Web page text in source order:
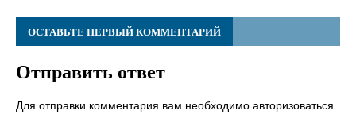
ОСТАВЬТЕ ПЕРВЫЙ КОММЕНТАРИЙ
Отправить ответ
Для отправки комментария вам необходимоавторизоваться.